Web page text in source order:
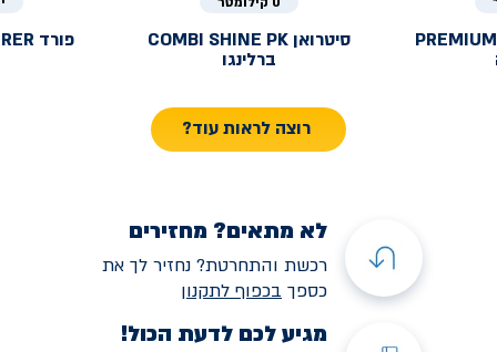
סיטרואן COMBI SHINE PK
ברלינגו
פורד
רוצה לראות עוד?
לא מתאים? מחזירים
רכשת והתחרטת? נחזיר לך את
כספך בכפוף לתקנון
מגיע לכם לדעת הכול!